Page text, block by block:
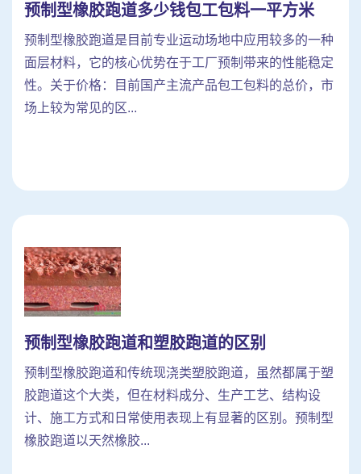
预制型橡胶跑道多少钱包工包料一平方米
预制型橡胶跑道是目前专业运动场地中应用较多的一种
面层材料，它的核心优势在于工厂预制带来的性能稳定
性。关于价格：目前国产主流产品包工包料的总价，市
场上较为常见的区...
预制型橡胶跑道和塑胶跑道的区别
预制型橡胶跑道和传统现浇类塑胶跑道，虽然都属于塑
胶跑道这个大类，但在材料成分、生产工艺、结构设
计、施工方式和日常使用表现上有显著的区别。预制型
橡胶跑道以天然橡胶...